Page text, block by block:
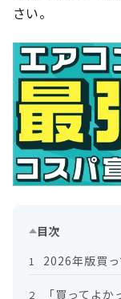
さい。
目次
1 2026年版買
2 「買ってよ